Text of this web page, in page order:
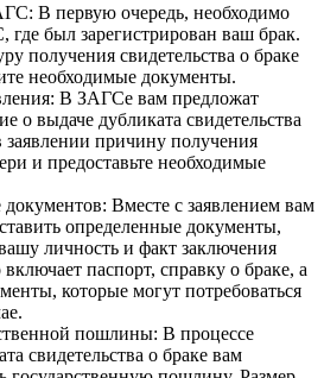
В первую очередь, необходимо
где был зарегистрирован ваш брак.
получения свидетельства о браке
необходимые документы.
В ЗАГСе вам предложат
о выдаче дубликата свидетельства
заявлении причину получения
и предоставьте необходимые
Вместе с заявлением вам
определенные документы,
личность и факт заключения
паспорт, справку о браке, а
которые могут потребоваться
пошлины: В процессе
свидетельства о браке вам